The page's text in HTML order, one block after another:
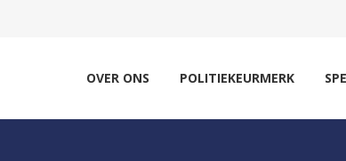
OVER ONS POLITIEKEURMERK